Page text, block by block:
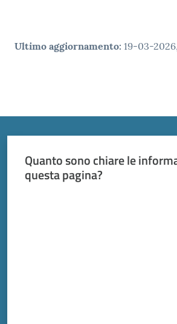
Ultimo aggiornamento: 19-03-
Quanto sono chiare le
questa pagina?